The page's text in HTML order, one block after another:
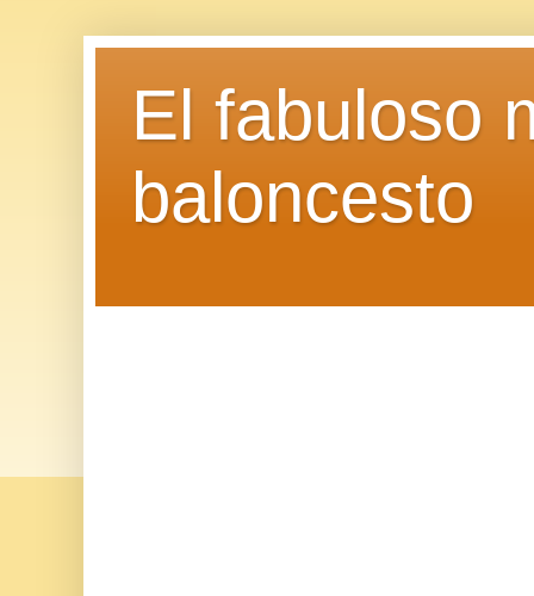
El fabuloso
baloncesto